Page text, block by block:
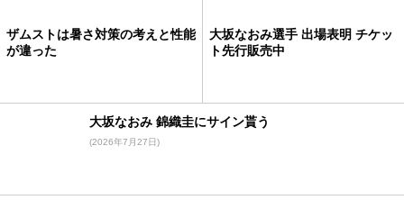
ザムストは暑さ対策の考えと性能
が違った
大坂なおみ選手 出場表明 チケッ
ト先行販売中
大坂なおみ 錦織圭にサイン貰う
(2026年7月27日)